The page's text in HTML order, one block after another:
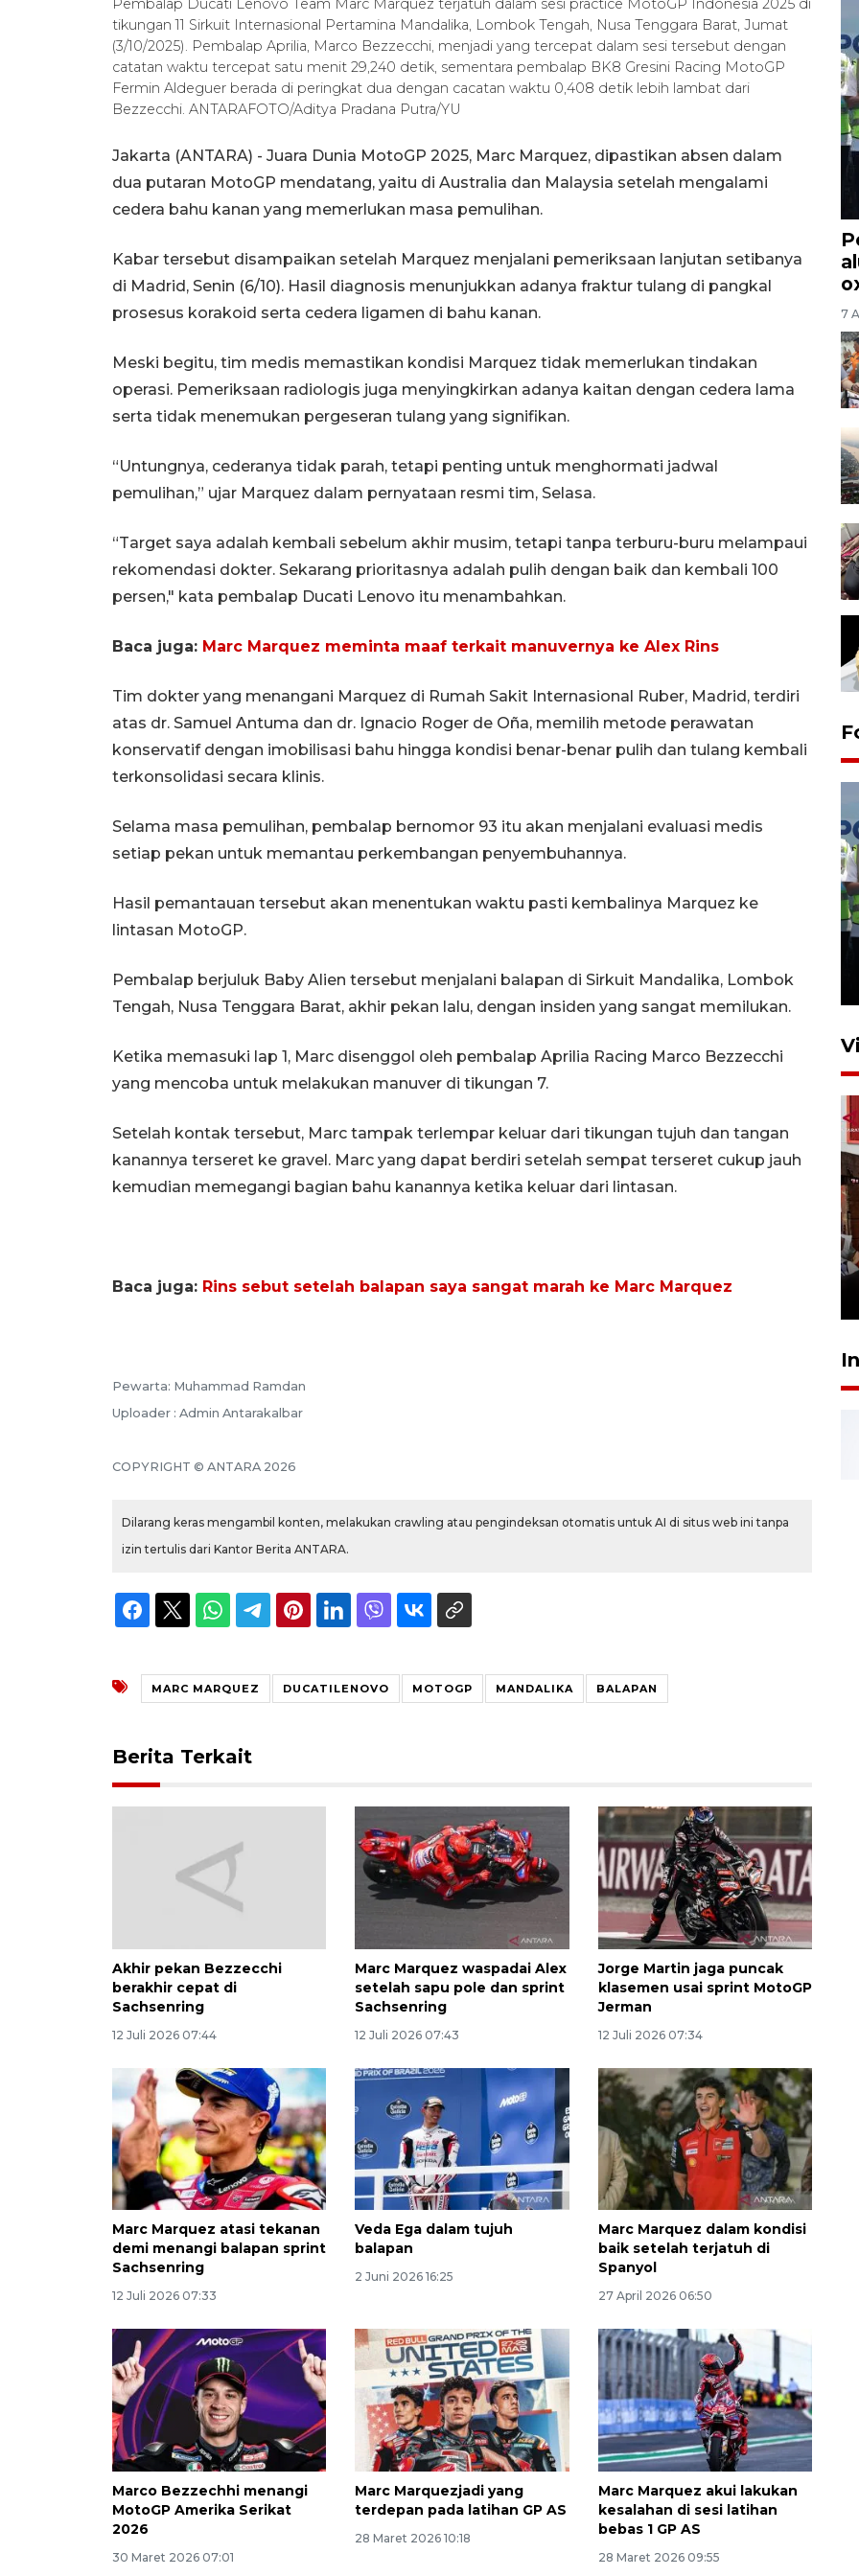
Pembalap Ducati Lenovo Team Marc Marquez terjatuh dalam sesi practice MotoGP Indonesia 2025 di
tikungan 11 Sirkuit Internasional Pertamina Mandalika, Lombok Tengah, Nusa Tenggara Barat, Jumat
(3/10/2025). Pembalap Aprilia, Marco Bezzecchi, menjadi yang tercepat dalam sesi tersebut dengan
catatan waktu tercepat satu menit 29,240 detik, sementara pembalap BK8 Gresini Racing MotoGP
Fermin Aldeguer berada di peringkat dua dengan cacatan waktu 0,408 detik lebih lambat dari
Bezzecchi. ANTARAFOTO/Aditya Pradana Putra/YU
Jakarta (ANTARA) - Juara Dunia MotoGP 2025, Marc Marquez, dipastikan absen dalam
dua putaran MotoGP mendatang, yaitu di Australia dan Malaysia setelah mengalami
cedera bahu kanan yang memerlukan masa pemulihan.
Kabar tersebut disampaikan setelah Marquez menjalani pemeriksaan lanjutan setibanya
di Madrid, Senin (6/10). Hasil diagnosis menunjukkan adanya fraktur tulang di pangkal
prosesus korakoid serta cedera ligamen di bahu kanan.
Meski begitu, tim medis memastikan kondisi Marquez tidak memerlukan tindakan
operasi. Pemeriksaan radiologis juga menyingkirkan adanya kaitan dengan cedera lama
serta tidak menemukan pergeseran tulang yang signifikan.
“Untungnya, cederanya tidak parah, tetapi penting untuk menghormati jadwal
pemulihan,” ujar Marquez dalam pernyataan resmi tim, Selasa.
“Target saya adalah kembali sebelum akhir musim, tetapi tanpa terburu-buru melampaui
rekomendasi dokter. Sekarang prioritasnya adalah pulih dengan baik dan kembali 100
persen," kata pembalap Ducati Lenovo itu menambahkan.
Baca juga: Marc Marquez meminta maaf terkait manuvernya ke Alex Rins
Tim dokter yang menangani Marquez di Rumah Sakit Internasional Ruber, Madrid, terdiri
atas dr. Samuel Antuma dan dr. Ignacio Roger de Oña, memilih metode perawatan
konservatif dengan imobilisasi bahu hingga kondisi benar-benar pulih dan tulang kembali
terkonsolidasi secara klinis.
Selama masa pemulihan, pembalap bernomor 93 itu akan menjalani evaluasi medis
setiap pekan untuk memantau perkembangan penyembuhannya.
Hasil pemantauan tersebut akan menentukan waktu pasti kembalinya Marquez ke
lintasan MotoGP.
Pembalap berjuluk Baby Alien tersebut menjalani balapan di Sirkuit Mandalika, Lombok
Tengah, Nusa Tenggara Barat, akhir pekan lalu, dengan insiden yang sangat memilukan.
Ketika memasuki lap 1, Marc disenggol oleh pembalap Aprilia Racing Marco Bezzecchi
yang mencoba untuk melakukan manuver di tikungan 7.
Setelah kontak tersebut, Marc tampak terlempar keluar dari tikungan tujuh dan tangan
kanannya terseret ke gravel. Marc yang dapat berdiri setelah sempat terseret cukup jauh
kemudian memegangi bagian bahu kanannya ketika keluar dari lintasan.
Baca juga: Rins sebut setelah balapan saya sangat marah ke Marc Marquez
Pewarta: Muhammad Ramdan
Uploader : Admin Antarakalbar
COPYRIGHT © ANTARA 2026
Dilarang keras mengambil konten, melakukan crawling atau pengindeksan otomatis untuk AI di situs web ini tanpa
izin tertulis dari Kantor Berita ANTARA.
MARC MARQUEZ DUCATILENOVO MOTOGP MANDALIKA BALAPAN
Berita Terkait
Akhir pekan Bezzecchi
berakhir cepat di
Sachsenring
12 Juli 2026 07:44
Marc Marquez waspadai Alex
setelah sapu pole dan sprint
Sachsenring
12 Juli 2026 07:43
Jorge Martin jaga puncak
klasemen usai sprint MotoGP
Jerman
12 Juli 2026 07:34
Marc Marquez atasi tekanan
demi menangi balapan sprint
Sachsenring
12 Juli 2026 07:33
Veda Ega dalam tujuh
balapan
2 Juni 2026 16:25
Marc Marquez dalam kondisi
baik setelah terjatuh di
Spanyol
27 April 2026 06:50
Marco Bezzechhi menangi
MotoGP Amerika Serikat
2026
30 Maret 2026 07:01
Marc Marquezjadi yang
terdepan pada latihan GP AS
28 Maret 2026 10:18
Marc Marquez akui lakukan
kesalahan di sesi latihan
bebas 1 GP AS
28 Maret 2026 09:55
7
30 Juli 2026 09:29
24 Juli 2026 16:30
160 ribu sambungan baru
jaringan gas 2026
2026-08-07 18:00:00